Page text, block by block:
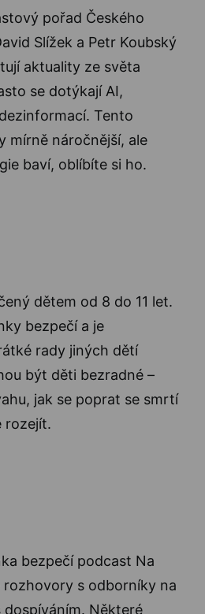
pořad Českého
Slížek a Petr Koubský
aktuality ze světa
se dotýkají AI,
Tento
mírně náročnější, ale
baví, oblíbíte si ho.
dětem od 8 do 11 let.
bezpečí a je
rady jiných dětí
být děti bezradné –
jak se poprat se smrtí
rozejít.
bezpečí podcast Na
rozhovory s odborníky na
dospíváním. Některé